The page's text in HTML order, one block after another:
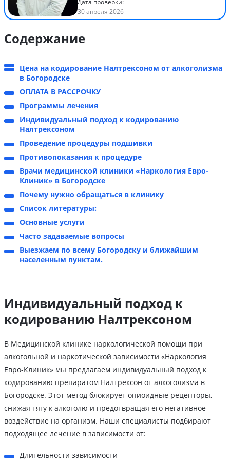
30 апреля 2026
Содержание
Цена на кодирование Налтрексоном от алкоголизма
в Богородске
ОПЛАТА В РАССРОЧКУ
Программы лечения
Индивидуальный подход к кодированию
Налтрексоном
Проведение процедуры подшивки
Противопоказания к процедуре
Врачи медицинской клиники «Наркология Евро-
Клиник» в Богородске
Почему нужно обращаться в клинику
Список литературы:
Основные услуги
Часто задаваемые вопросы
Выезжаем по всему Богородску и ближайшим
населенным пунктам.
Индивидуальный подход к
кодированию Налтрексоном
В Медицинской клинике наркологической помощи при
алкогольной и наркотической зависимости «Наркология
Евро-Клиник» мы предлагаем индивидуальный подход к
кодированию препаратом Налтрексон от алкоголизма в
Богородске. Этот метод блокирует опиоидные рецепторы,
снижая тягу к алкоголю и предотвращая его негативное
воздействие на организм. Наши специалисты подбирают
подходящее лечение в зависимости от:
Длительности зависимости